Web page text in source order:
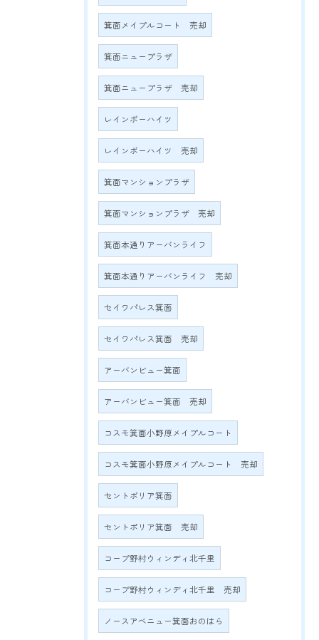
箕面メイプルコート 売却
箕面ニュープラザ
箕面ニュープラザ 売却
レインボーハイツ
レインボーハイツ 売却
箕面マンションプラザ
箕面マンションプラザ 売却
箕面本通りアーバンライフ
箕面本通りアーバンライフ 売却
セイワパレス箕面
セイワパレス箕面 売却
アーバンビュー箕面
アーバンビュー箕面 売却
コスモ箕面小野原メイプルコート
コスモ箕面小野原メイプルコート 売却
セントポリア箕面
セントポリア箕面 売却
コープ野村ウィンディ北千里
コープ野村ウィンディ北千里 売却
ノースアベニュー箕面おのはら